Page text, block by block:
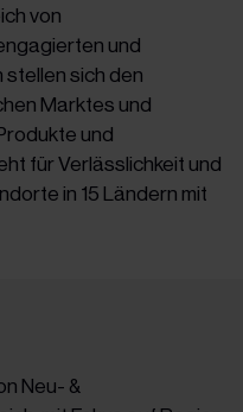
von
und
sich den
Marktes und
und
für Verlässlichkeit und
in 15 Ländern mit
Neu- &